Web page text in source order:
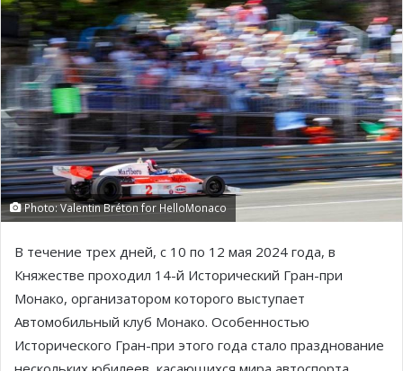
Photo: Valentin Bréton for HelloMonaco
В течение трех дней, с 10 по 12 мая 2024 года, в
Княжестве проходил 14-й Исторический Гран-при
Монако, организатором которого выступает
Автомобильный клуб Монако. Особенностью
Исторического Гран-при этого года стало празднование